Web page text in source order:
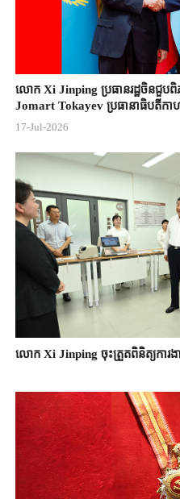
លោក Xi Jinping ប្រធានរដ្ឋចិន​ជួបពិ
Jomart ​Tokayev ​ប្រធានាធិបតី​កាហ្
17-Jul-2026
លោក Xi Jinping ចុះត្រួតពិនិត្យការ